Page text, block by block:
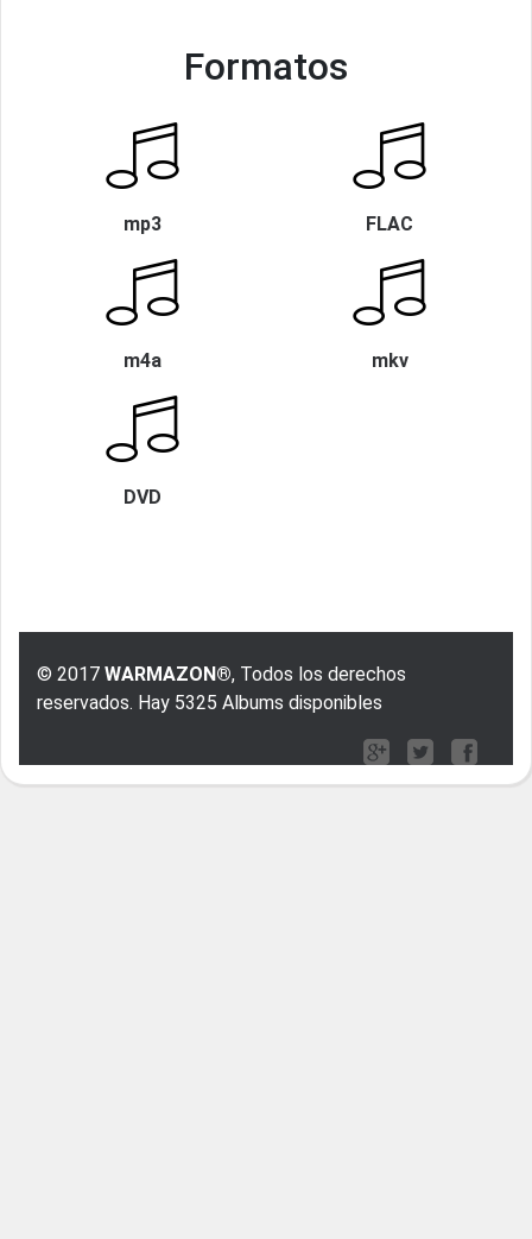
Formatos
mp3 FLAC
m4a mkv
DVD
© 2017 WARMAZON®, Todos los derechos
reservados. Hay 5325 Albums disponibles